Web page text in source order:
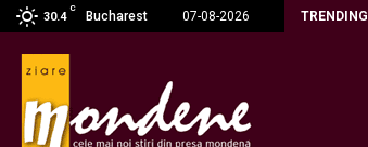
30.4
C
Bucharest 07-08-2026 TRENDING
fum: unde se potrivesc…